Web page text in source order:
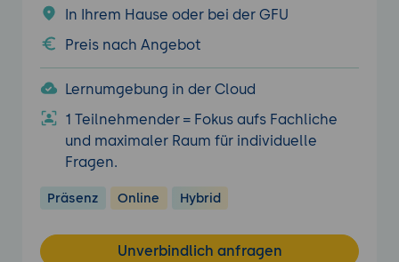
In Ihrem Hause oder bei der GFU
Preis nach Angebot
Lernumgebung in der Cloud
1 Teilnehmender = Fokus aufs Fachliche
und maximaler Raum für individuelle
Fragen.
Präsenz Online Hybrid
Unverbindlich anfragen